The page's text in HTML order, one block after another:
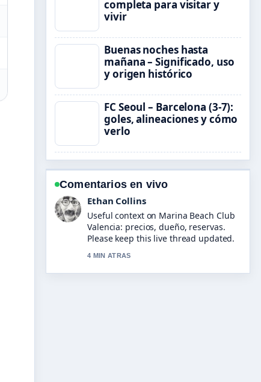
completa para visitar y
vivir
Buenas noches hasta
mañana – Significado, uso
y origen histórico
FC Seoul – Barcelona (3-7):
goles, alineaciones y cómo
verlo
Comentarios en vivo
Oliver Bennett
The reporting on Hannibal (película)
reparto: actores, personajes y
curiosidades feels solid and very easy